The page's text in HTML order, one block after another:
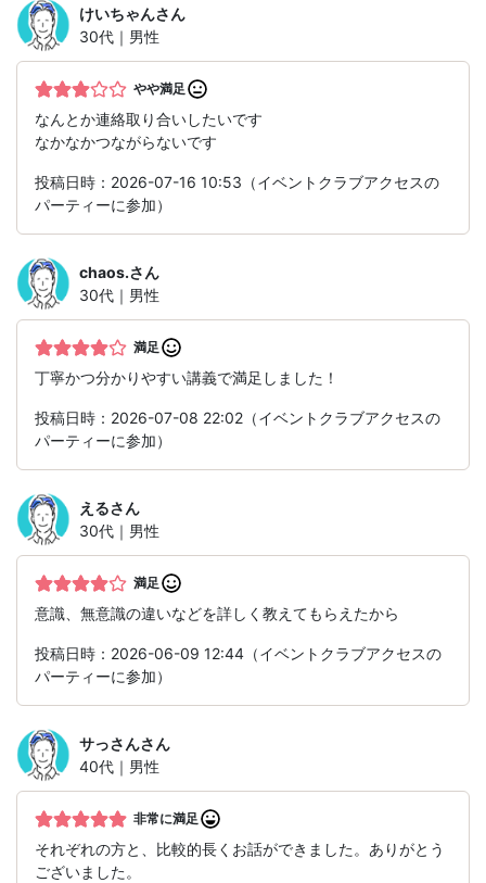
けいちゃんさん
30代｜男性
やや満足
なんとか連絡取り合いしたいです
なかなかつながらないです
投稿日時：2026-07-16 10:53（イベントクラブアクセスの
パーティーに参加）
chaos.さん
30代｜男性
満足
丁寧かつ分かりやすい講義で満足しました！
投稿日時：2026-07-08 22:02（イベントクラブアクセスの
パーティーに参加）
えるさん
30代｜男性
満足
意識、無意識の違いなどを詳しく教えてもらえたから
投稿日時：2026-06-09 12:44（イベントクラブアクセスの
パーティーに参加）
サっさんさん
40代｜男性
非常に満足
それぞれの方と、比較的長くお話ができました。ありがとう
ございました。